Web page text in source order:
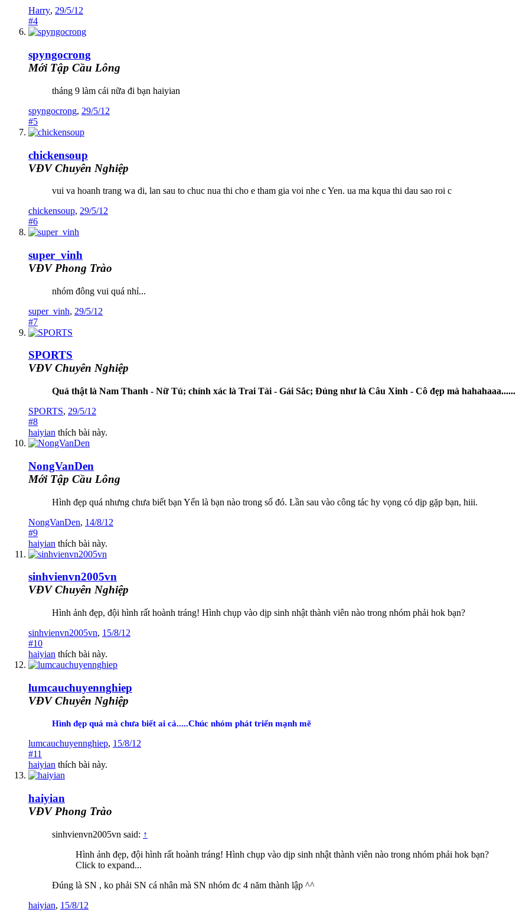
Harry, 29/5/12
#4
spyngocrong
Mới Tập Cầu Lông
tháng 9 làm cái nữa đi bạn haiyian
spyngocrong, 29/5/12
#5
chickensoup
VĐV Chuyên Nghiệp
vui va hoanh trang wa di, lan sau to chuc nua thi cho e tham gia voi nhe c Yen. ua ma kqua thi dau sao roi c
chickensoup, 29/5/12
#6
super_vinh
VĐV Phong Trào
nhóm đông vui quá nhỉ...
super_vinh, 29/5/12
#7
SPORTS
VĐV Chuyên Nghiệp
Quả thật là Nam Thanh - Nữ Tú; chính xác là Trai Tài - Gái Sắc; Đúng như là Câu Xinh - Cô đẹp mà hahahaaa......
SPORTS, 29/5/12
#8
haiyian thích bài này.
NongVanDen
Mới Tập Cầu Lông
Hình đẹp quá nhưng chưa biết bạn Yến là bạn nào trong số đó. Lần sau vào công tác hy vọng có dịp gặp bạn, hiii.
NongVanDen, 14/8/12
#9
haiyian thích bài này.
sinhvienvn2005vn
VĐV Chuyên Nghiệp
Hình ảnh đẹp, đội hình rất hoành tráng! Hình chụp vào dịp sinh nhật thành viên nào trong nhóm phải hok bạn?
sinhvienvn2005vn, 15/8/12
#10
haiyian thích bài này.
lumcauchuyennghiep
VĐV Chuyên Nghiệp
Hình đẹp quá mà chưa biết ai cả.....Chúc nhóm phát triển mạnh mẽ
lumcauchuyennghiep, 15/8/12
#11
haiyian thích bài này.
haiyian
VĐV Phong Trào
sinhvienvn2005vn said: ↑
Hình ảnh đẹp, đội hình rất hoành tráng! Hình chụp vào dịp sinh nhật thành viên nào trong nhóm phải hok bạn?
Click to expand...
Đúng là SN , ko phải SN cá nhân mà SN nhóm đc 4 năm thành lập ^^
haiyian, 15/8/12